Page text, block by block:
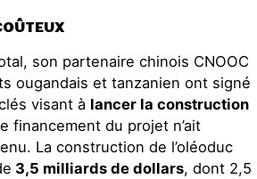
son partenaire chinois CNOOC
ougandais et tanzanien ont signé
visant à lancer la construction
financement du projet n’ait
La construction de l’oléoduc
3,5 milliards de dollars, dont 2,5